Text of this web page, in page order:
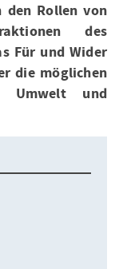
den Rollen von
des
Für und Wider
die möglichen
Umwelt und